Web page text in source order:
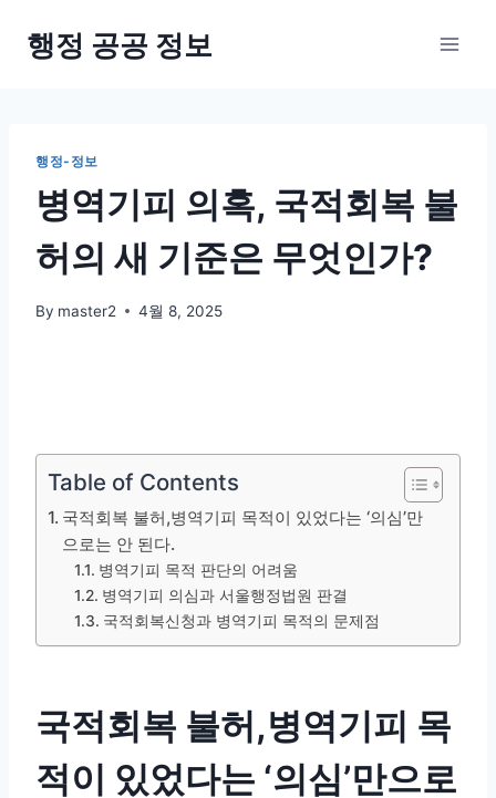
행정 공공 정보
행정-정보
병역기피 의혹, 국적회복 불
허의 새 기준은 무엇인가?
By master2 4월 8, 2025
Table of Contents
국적회복 불허,병역기피 목적이 있었다는 ‘의심’만
으로는 안 된다.
병역기피 목적 판단의 어려움
병역기피 의심과 서울행정법원 판결
국적회복신청과 병역기피 목적의 문제점
국적회복 불허,병역기피 목
적이 있었다는 ‘의심’만으로